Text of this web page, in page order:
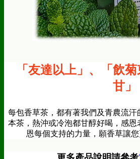
「友達以上」 、 「飲
甘」
每包香草茶，都有著我們及青農流
本茶，熱沖或冷泡都甘醇好喝，感
恩每個支持的力量，願香草讓